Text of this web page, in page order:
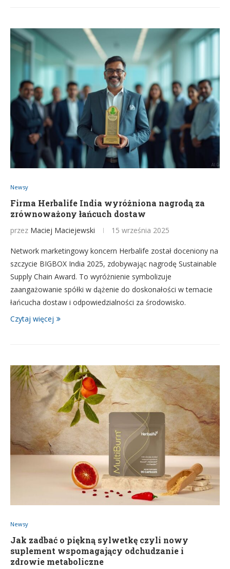
Newsy
Firma Herbalife India wyróżniona nagrodą za
zrównoważony łańcuch dostaw
przez Maciej Maciejewski 15 września 2025
Network marketingowy koncern Herbalife został doceniony na
szczycie BIGBOX India 2025, zdobywając nagrodę Sustainable
Supply Chain Award. To wyróżnienie symbolizuje
zaangażowanie spółki w dążenie do doskonałości w temacie
łańcucha dostaw i odpowiedzialności za środowisko.
Czytaj więcej
Newsy
Jak zadbać o piękną sylwetkę czyli nowy
suplement wspomagający odchudzanie i
zdrowie metaboliczne